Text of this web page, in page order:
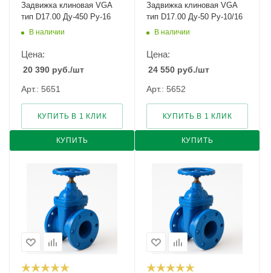
Задвижка клиновая VGA
тип D17.00 Ду-450 Ру-16
В наличии
Цена:
20 390 руб./шт
Арт.: 5651
КУПИТЬ
КУПИТЬ В 1 КЛИК
Задвижка клиновая VGA
тип D17.00 Ду-50 Ру-10/16
В наличии
Цена:
24 550 руб./шт
Арт.: 5652
КУПИТЬ
КУПИТЬ В 1 КЛИК